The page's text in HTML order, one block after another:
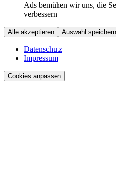
Ads bemühen wir uns, die
verbessern.
Alle akzeptieren Auswahl speichern
Datenschutz
Impressum
Cookies anpassen